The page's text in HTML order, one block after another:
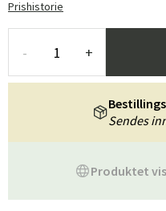
Prishistorie
- +
Produktet
Sendes